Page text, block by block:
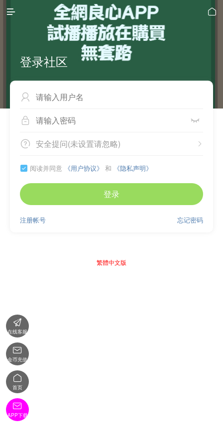
 
登录社区

 
 
安全提问(未设置请忽略)
 阅读并同意 《用户协议》 和 《隐私声明》
登录
忘记密码
注册帐号
繁體中文版

在线客服

金币充值

首页

APP下载